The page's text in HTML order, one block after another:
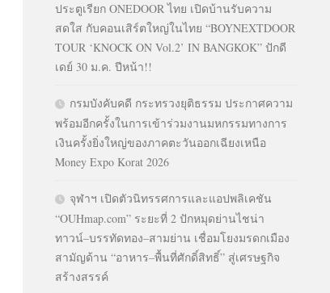
ประตูเรียก ONEDOOR ไทย เปิดบ้านรับความ
สดใส กับคอนเสิร์ตใหญ่ในไทย “BOYNEXTDOOR
TOUR ‘KNOCK ON Vol.2’ IN BANGKOK” ปักดี
เดย์ 30 ม.ค. ปีหน้า!!
กรมบังคับคดี กระทรวงยุติธรรม ประกาศความ
พร้อมอีกครั้งในการเข้าร่วมงานมหกรรมทางการ
เงินครั้งยิ่งใหญ่ของภาคตะวันออกเฉียงเหนือ
Money Expo Korat 2026
จุฬาฯ เปิดตัวนิทรรศการและแอปพลิเคชัน
“OUHmap.com” ระยะที่ 2 ปักหมุดย่านไชน่า
ทาวน์–บรรทัดทอง–สามย่าน เชื่อมโยงมรดกเมือง
สามัญด้าน “อาหาร–พื้นที่ศักดิ์สิทธิ์” สู่เศรษฐกิจ
สร้างสรรค์